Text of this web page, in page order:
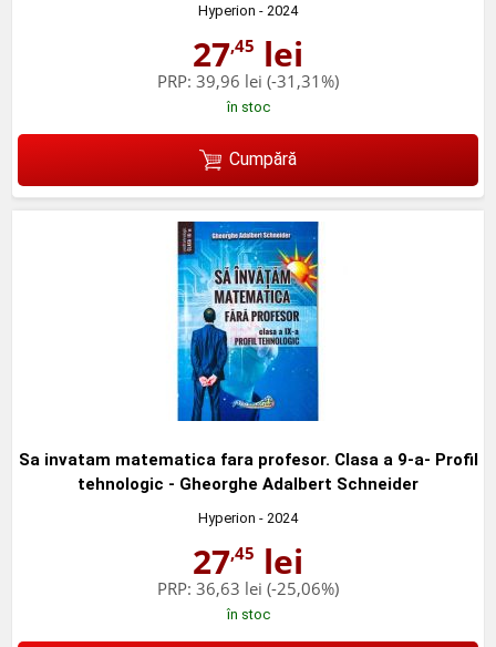
Hyperion - 2024
27,45 lei
PRP: 39,96 lei (-31,31%)
în stoc
Cumpără
Sa invatam matematica fara profesor. Clasa a 9-a- Profil
tehnologic - Gheorghe Adalbert Schneider
Hyperion - 2024
27,45 lei
PRP: 36,63 lei (-25,06%)
în stoc